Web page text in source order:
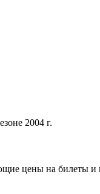
2004 г.
цены на билеты